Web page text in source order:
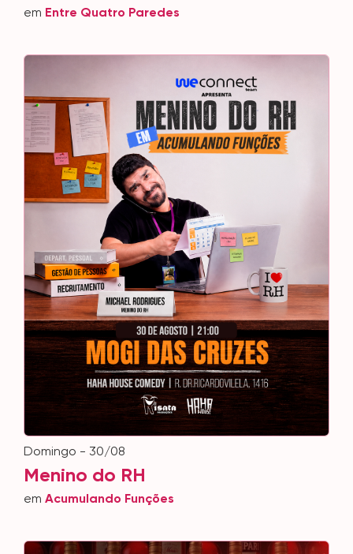
em Entre Quatro Paredes
domingo - 30/08
Menino do RH
em Acumulando Funções